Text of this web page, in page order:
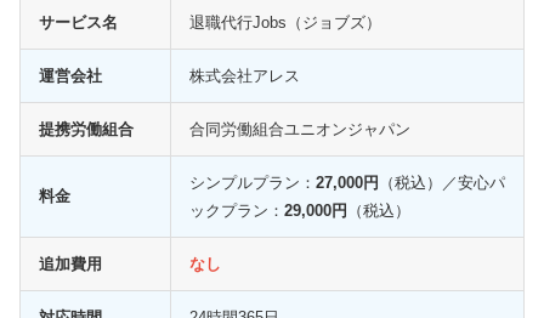
サービス名 退職代行Jobs（ジョブズ）
運営会社 株式会社アレス
提携労働組合 合同労働組合ユニオンジャパン
料金
シンプルプラン： 27,000円
（税込）／安心パ
ックプラン： 29,000円 （税込）
追加費用 なし